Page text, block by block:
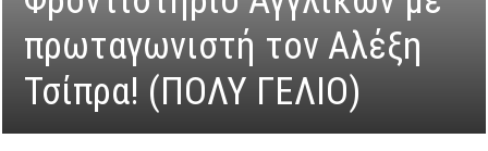
πρωταγωνιστή τον Αλέξη
Τσίπρα! (ΠΟΛΥ ΓΕΛΙΟ)